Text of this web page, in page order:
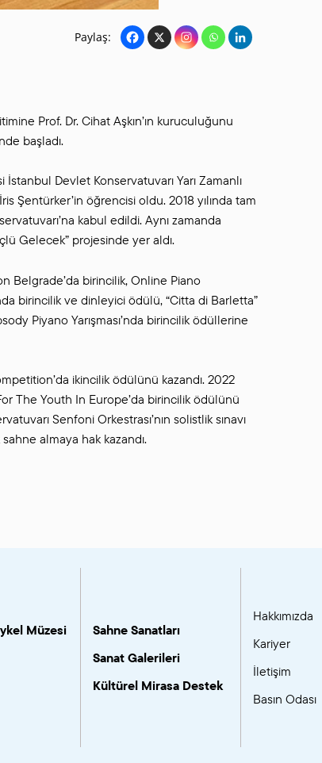
Paylaş:
Prof. Dr. Cihat Aşkın’ın kuruculuğunu
başladı.
Devlet Konservatuvarı Yarı Zamanlı
Şentürker’in öğrencisi oldu. 2018 yılında tam
kabul edildi. Aynı zamanda
Gelecek” projesinde yer aldı.
Belgrade’da birincilik, Online Piano
birincilik ve dinleyici ödülü, “Citta di Barletta”
Piyano Yarışması’nda birincilik ödüllerine
ikincilik ödülünü kazandı. 2022
The Youth In Europe’da birincilik ödülünü
Senfoni Orkestrası’nın solistlik sınavı
almaya hak kazandı.
Müzesi
Sahne Sanatları
Sanat Galerileri
Kültürel Mirasa Destek
Hakkımızda
Kariyer
İletişim
Basın Odası